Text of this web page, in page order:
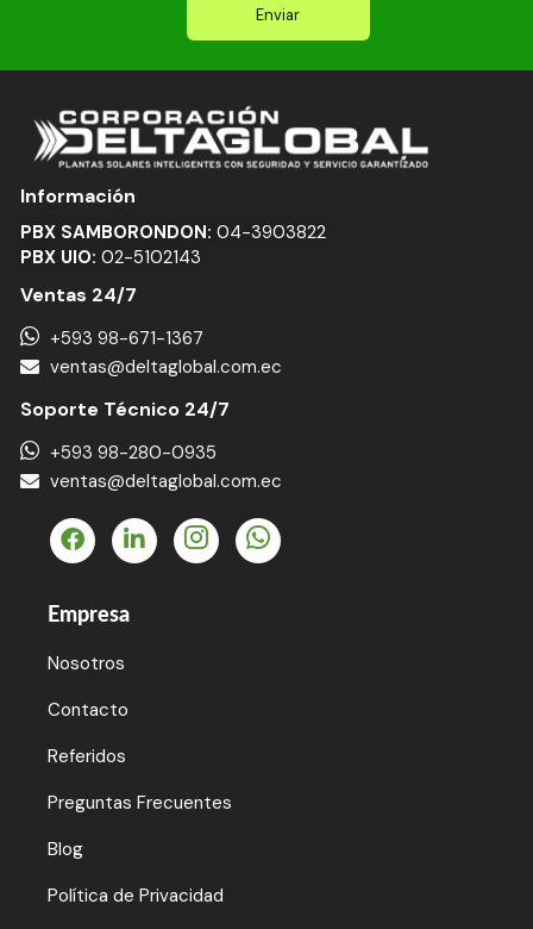
Enviar
Información
PBX SAMBORONDON: 04-3903822
PBX UIO: 02-5102143
Ventas 24/7
+593 98-671-1367
ventas@deltaglobal.com.ec
Soporte Técnico 24/7
+593 98-280-0935
ventas@deltaglobal.com.ec
Empresa
Nosotros
Contacto
Referidos
Preguntas Frecuentes
Blog
Política de Privacidad